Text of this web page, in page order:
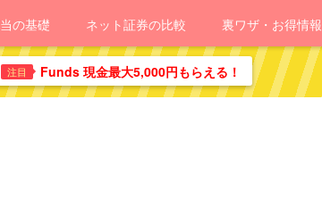
の基礎 ネット証券の比較 裏ワザ・お得情報
注目 Funds 現金最大5,000円もらえる！